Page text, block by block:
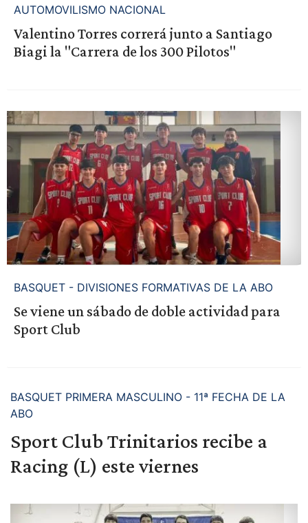
AUTOMOVILISMO NACIONAL
Valentino Torres correrá junto a Santiago
Biagi la "Carrera de los 300 Pilotos"
BASQUET - DIVISIONES FORMATIVAS DE LA ABO
Se viene un sábado de doble actividad para
Sport Club
BASQUET PRIMERA MASCULINO - 11ª FECHA DE LA
ABO
Sport Club Trinitarios recibe a
Racing (L) este viernes